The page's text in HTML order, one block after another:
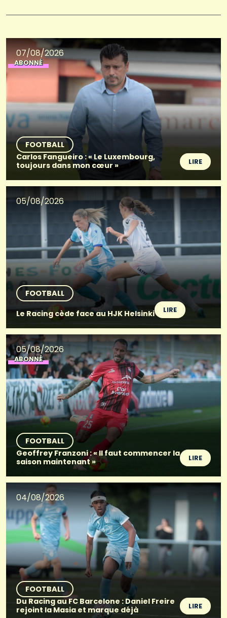
07/08/2026
ABONNÉ
FOOTBALL
Carlos Fangueiro : « Le Luxembourg,
toujours dans mon cœur »
LIRE
05/08/2026
FOOTBALL
Le Racing cède face au HJK Helsinki
LIRE
05/08/2026
ABONNÉ
FOOTBALL
Geoffrey Franzoni : « Il faut commencer la
saison maintenant »
LIRE
04/08/2026
FOOTBALL
Du Racing au FC Barcelone : Daniel Freire
rejoint la Masia et marque déjà
LIRE